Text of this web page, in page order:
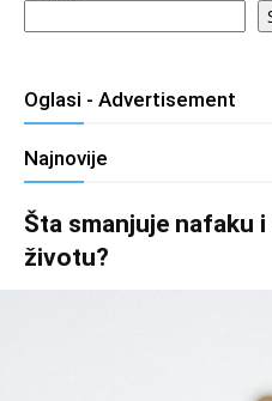
Oglasi - Advertisement
Najnovije
Šta smanjuje nafaku
životu?